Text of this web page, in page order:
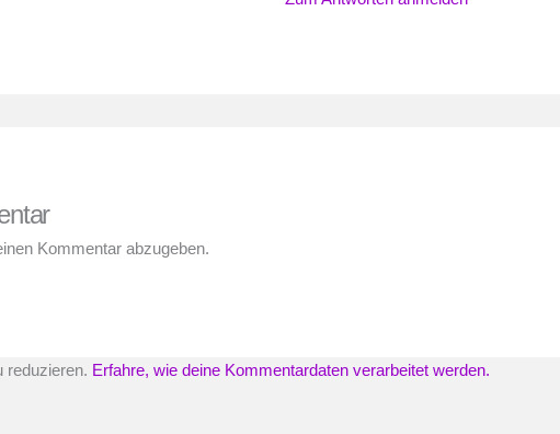
Kommentar abzugeben.
reduzieren. Erfahre, wie deine Kommentardaten verarbeitet werden.